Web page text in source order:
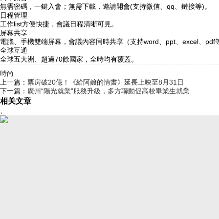
無需密碼，一鍵入會；無需下載，邀請開會(支持微信、qq、鏈接等)。
日程管理
工作list方便快捷，會議日程清晰可見。
屏幕共享
電腦、手機雙端屏幕，會議內容同時共享（支持word、ppt、excel、pdf
全球互通
全球五大洲、超過70餘國家，全時均有覆蓋。
時尚
上一篇： 票房破20億！《給阿嬤的情書》延長上映至8月31日
下一篇： 廣州“陽光就業”服務升級，多方聯動促高校畢業生就業
相关文章